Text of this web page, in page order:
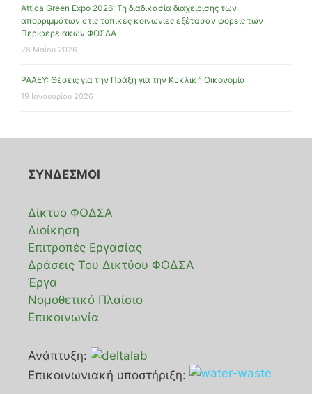
Attica Green Expo 2026: Τη διαδικασία διαχείρισης των
απορριμμάτων στις τοπικές κοινωνίες εξέτασαν φορείς των
Περιφερειακών ΦΟΣΔΑ
28 Μαΐου 2026
ΡΑΑΕΥ: Θέσεις για την Πράξη για την Κυκλική Οικονομία
19 Ιανουαρίου 2026
ΣΥΝΔΕΣΜΟΙ
Δίκτυο ΦΟΔΣΑ
Διοίκηση
Επιτροπές Εργασίας
Δράσεις Του Δικτύου ΦΟΔΣΑ
Έργα
Νομοθετικό Πλαίσιο
Επικοινωνία
Ανάπτυξη:
Επικοινωνιακή υποστήριξη: